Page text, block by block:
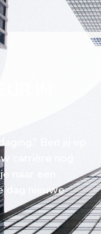
IN
Ben jij op
carrière nog
naar een
dag nieuwe